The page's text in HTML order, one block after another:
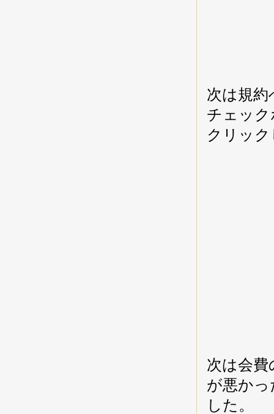
次は規
チェッ
クリッ
次は会
が悪か
した。